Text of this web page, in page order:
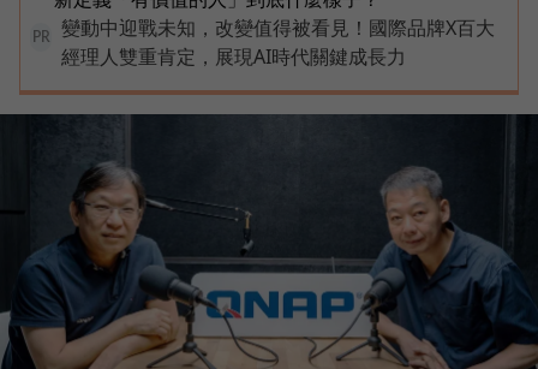
PR
變動中迎戰未知，改變值得被看見！國際品牌X百大
經理人雙重肯定，展現AI時代關鍵成長力